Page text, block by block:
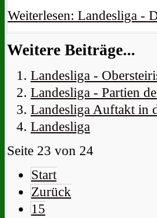
Weiterlesen: Landesliga -
Weitere Beiträge...
Landesliga -
Landesliga - Partien
Landesliga Auftakt in
Landesliga
Seite 23 von 24
Start
Zurück
15